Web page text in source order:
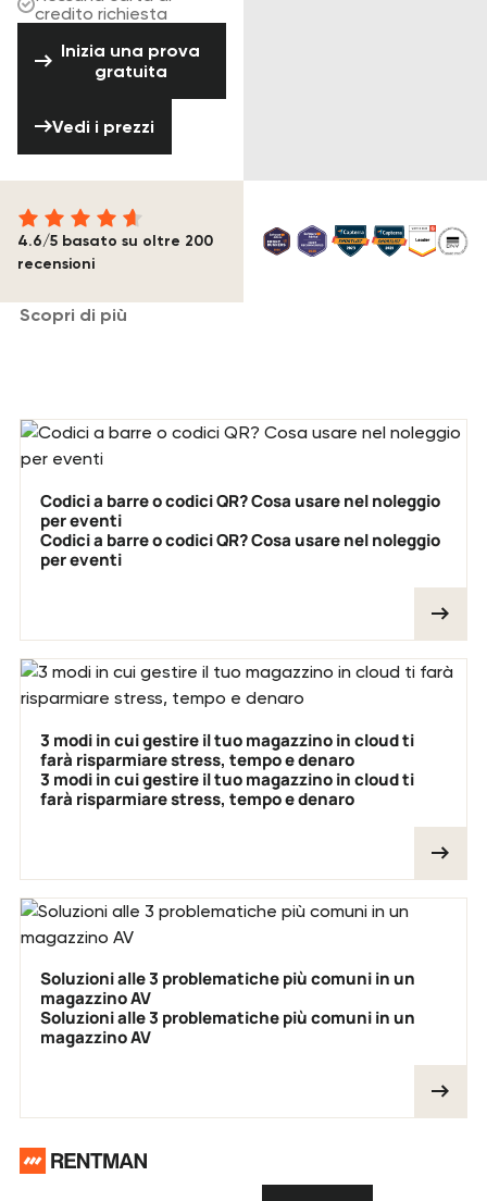
credito richiesta
Inizia una prova
gratuita
Vedi i prezzi
4.6/5 basato su oltre 200
recensioni
Scopri di più
Codici a barre o codici QR? Cosa usare nel noleggio
per eventi
Codici a barre o codici QR? Cosa usare nel noleggio
per eventi
3 modi in cui gestire il tuo magazzino in cloud ti
farà risparmiare stress, tempo e denaro
3 modi in cui gestire il tuo magazzino in cloud ti
farà risparmiare stress, tempo e denaro
Soluzioni alle 3 problematiche più comuni in un
magazzino AV
Soluzioni alle 3 problematiche più comuni in un
magazzino AV